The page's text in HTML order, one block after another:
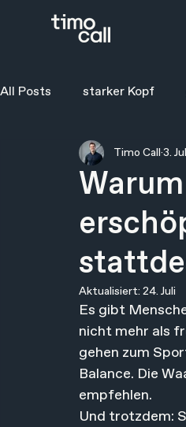
All Posts starker Kopf
Timo Call 3.
Aktualisiert: 24. Juli
Es gibt
nicht mehr als
gehen zum
Balance. Die
empfehlen.
Und trotzdem: